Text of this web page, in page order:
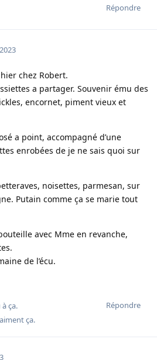
Répondre
chez Robert.
a partager. Souvenir ému des
encornet, piment vieux et
a point, accompagné d’une
enrobées de je ne sais quoi sur
noisettes, parmesan, sur
Putain comme ça se marie tout
avec Mme en revanche,
de l’écu.
Répondre
ça.
aiment ça.